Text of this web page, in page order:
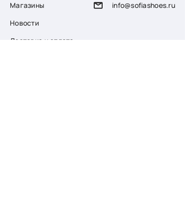
Магазины
Новости
Доставка и оплата
info@sofiashoes.ru